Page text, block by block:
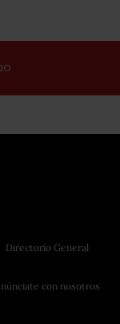
Directorio General
con nosotros